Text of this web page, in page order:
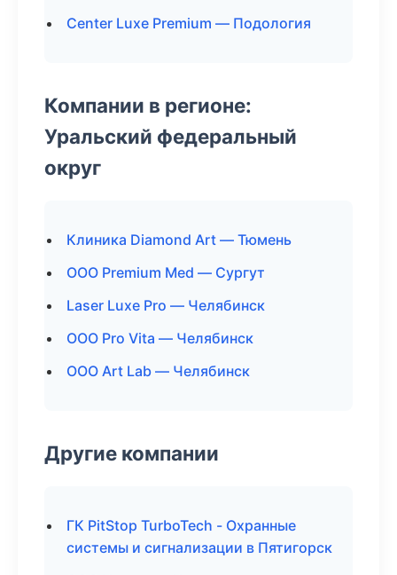
Center Luxe Premium — Подология
Компании в регионе:
Уральский федеральный
округ
Клиника Diamond Art — Тюмень
ООО Premium Med — Сургут
Laser Luxe Pro — Челябинск
ООО Pro Vita — Челябинск
ООО Art Lab — Челябинск
Другие компании
ГК PitStop TurboTech - Охранные
системы и сигнализации в Пятигорск